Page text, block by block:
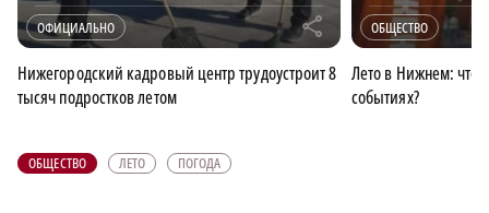
ОФИЦИАЛЬНО r
Нижегородский кадровый центр трудоустроит 8
тысяч подростков летом
ОБЩЕСТВО
Лето в Нижнем: что
событиях?
ОБЩЕСТВО ЛЕТО ПОГОДА